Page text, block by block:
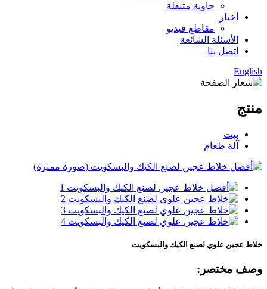
حاوية متنقلة
أخبار
مقاطع فيديو
الأسئلة الشائعة
اتصل بنا
English
منتج
بيت
آلة طعام
خلاط عجين علوي لصنع الكيك والبسكويت
وصف مختصر: